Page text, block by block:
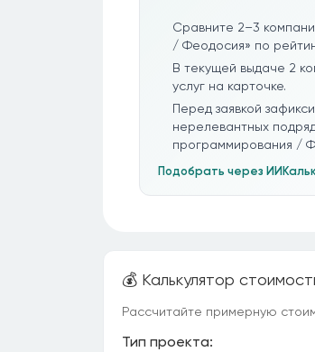
Сравните 2–3
/ Феодосия» по
В текущей выдаче 2
услуг на карточке.
Перед заявкой
нерелевантных
программирования /
Подобрать через ИИ
💰 Калькулятор
Рассчитайте примерную
Тип проекта: